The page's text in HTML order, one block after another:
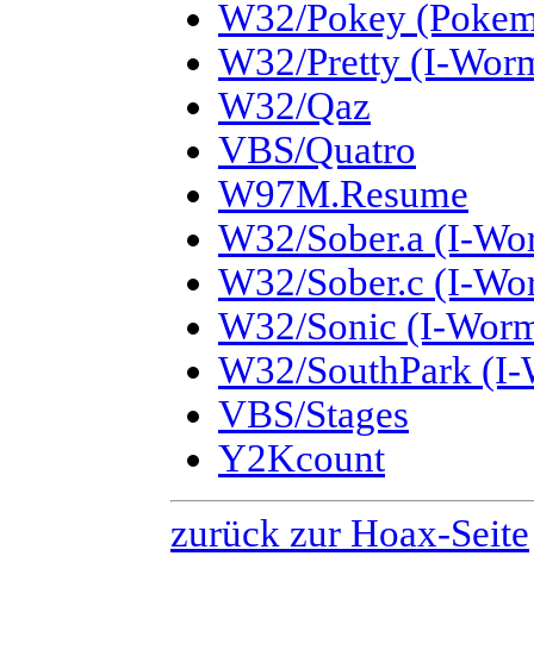
W32/Pokey
W32/Pretty (I-
W32/Qaz
VBS/Quatro
W97M.Resume
W32/Sober.a (I-
W32/Sober.c (I-
W32/Sonic (I-
W32/SouthPark (I-
VBS/Stages
Y2Kcount
zurück zur Hoax-Seite